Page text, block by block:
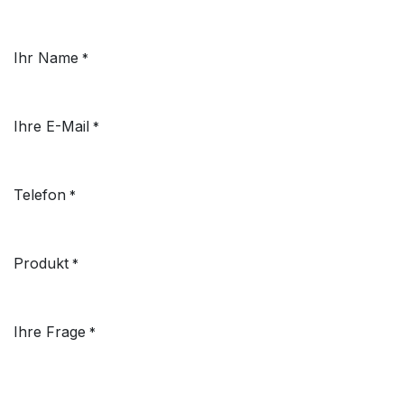
Ihr Name *
Ihre E-Mail *
Telefon *
Produkt *
Ihre Frage *